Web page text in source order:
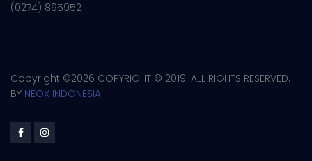
(0274) 895952
Copyright ©2026 COPYRIGHT © 2019. ALL RIGHTS RESERVED.
BY NEOX INDONESIA